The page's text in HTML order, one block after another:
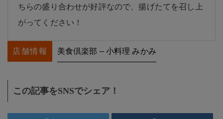
ちらの盛り合わせが好評なので、揚げたてを召し上
がってください！
店舗情報 美食倶楽部 – 小料理 みかみ
この記事をSNSでシェア！